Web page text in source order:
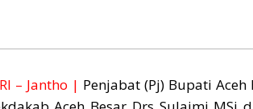
– Jantho | Penjabat (Pj) Bupati